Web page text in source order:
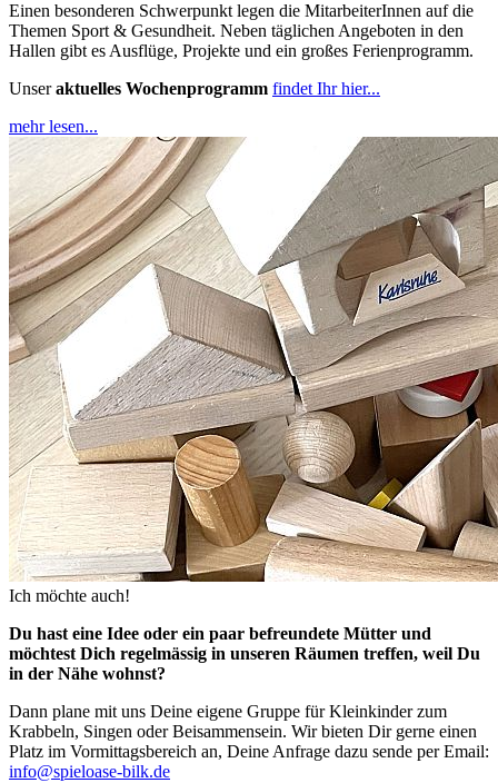
Einen besonderen Schwerpunkt legen die MitarbeiterInnen auf die
Themen Sport & Gesundheit. Neben täglichen Angeboten in den
Hallen gibt es Ausflüge, Projekte und ein großes Ferienprogramm.
Unseraktuelles Wochenprogramm findet Ihr hier...
mehr lesen...
Ich möchte auch!
Du hast eine Idee oder ein paar befreundete Mütter und
möchtest Dich regelmässig in unseren Räumen treffen, weil Du
in der Nähe wohnst?
Dann plane mit uns Deine eigene Gruppe für Kleinkinder zum
Krabbeln, Singen oder Beisammensein. Wir bieten Dir gerne einen
Platz im Vormittagsbereich an, Deine Anfrage dazu sende per Email:
info@spieloase-bilk.de